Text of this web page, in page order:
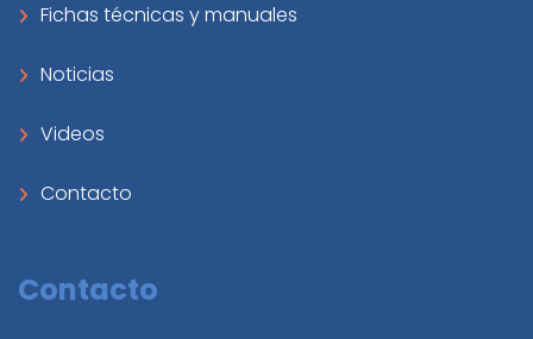
Fichas técnicas y manuales
Noticias
Videos
Contacto
Contacto